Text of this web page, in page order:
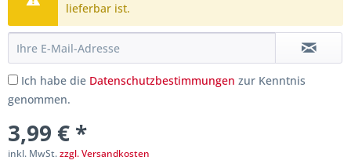
lieferbar ist.
Ich habe die Datenschutzbestimmungen zur Kenntnis
genommen.
3,99 € *
inkl. MwSt.zzgl. Versandkosten